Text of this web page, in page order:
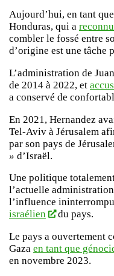
Aujourd’hui, en tant
Honduras, qui a reconnu
combler le fossé entre
d’origine est une tâche
L’administration de
de 2014 à 2022, et
a conservé de
En 2021, Hernandez
Tel-Aviv à Jérusalem
par son pays de
» d’Israël.
Une politique
l’actuelle
l’influence
israélien
du pays.
Le pays a ouvertement
Gaza en tant que
en novembre 2023.